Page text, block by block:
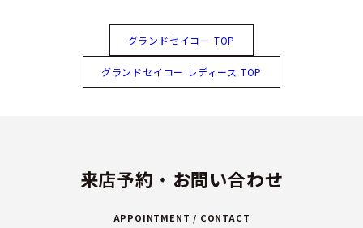
グランドセイコー TOP
グランドセイコー レディース TOP
来店予約・お問い合わせ
APPOINTMENT / CONTACT